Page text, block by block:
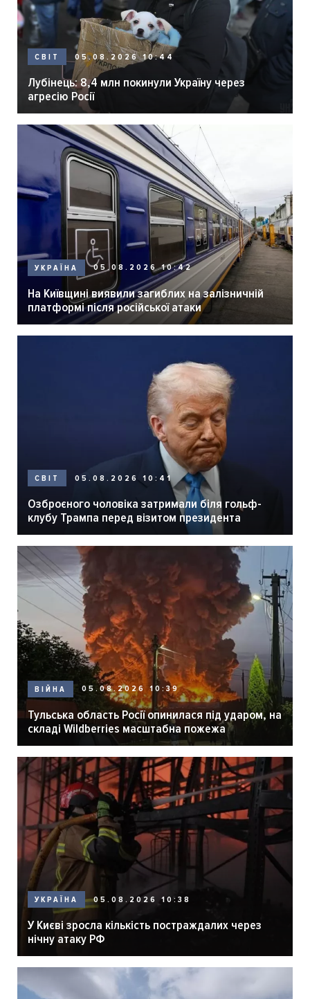
СВІТ 05.08.2026 10:44
Лубінець: 8,4 млн покинули Україну через
агресію Росії
УКРАЇНА 05.08.2026 10:42
На Київщині виявили загиблих на залізничній
платформі після російської атаки
СВІТ 05.08.2026 10:41
Озброєного чоловіка затримали біля гольф-
клубу Трампа перед візитом президента
ВІЙНА 05.08.2026 10:39
Тульська область Росії опинилася під ударом, на
складі Wildberries масштабна пожежа
УКРАЇНА 05.08.2026 10:38
У Києві зросла кількість постраждалих через
нічну атаку РФ